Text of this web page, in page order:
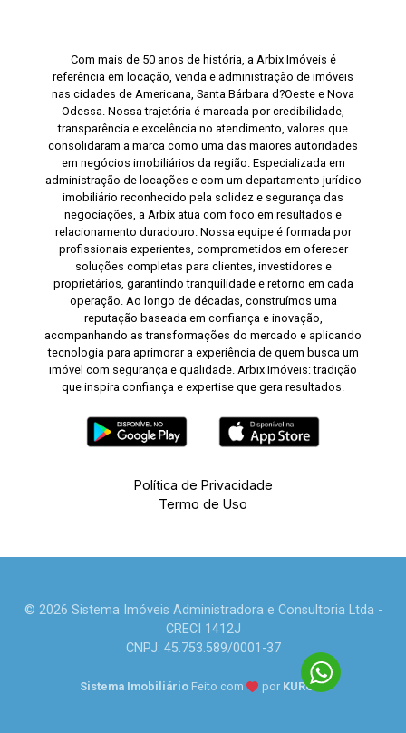
Com mais de 50 anos de história, a Arbix Imóveis é
referência em locação, venda e administração de imóveis
nas cidades de Americana, Santa Bárbara d?Oeste e Nova
Odessa. Nossa trajetória é marcada por credibilidade,
transparência e excelência no atendimento, valores que
consolidaram a marca como uma das maiores autoridades
em negócios imobiliários da região. Especializada em
administração de locações e com um departamento jurídico
imobiliário reconhecido pela solidez e segurança das
negociações, a Arbix atua com foco em resultados e
relacionamento duradouro. Nossa equipe é formada por
profissionais experientes, comprometidos em oferecer
soluções completas para clientes, investidores e
proprietários, garantindo tranquilidade e retorno em cada
operação. Ao longo de décadas, construímos uma
reputação baseada em confiança e inovação,
acompanhando as transformações do mercado e aplicando
tecnologia para aprimorar a experiência de quem busca um
imóvel com segurança e qualidade. Arbix Imóveis: tradição
que inspira confiança e expertise que gera resultados.
Política de Privacidade
Termo de Uso
© 2026 Sistema Imóveis Administradora e Consultoria Ltda -
CRECI 1412J
CNPJ: 45.753.589/0001-37
Sistema Imobiliário Feito com por KUROLE